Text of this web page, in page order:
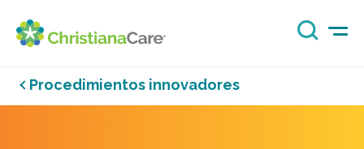
Procedimientos innovadores